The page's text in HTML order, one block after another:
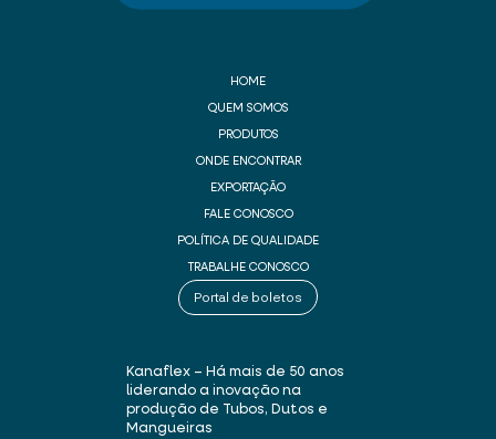
HOME
QUEM SOMOS
PRODUTOS
ONDE ENCONTRAR
EXPORTAÇÃO
FALE CONOSCO
POLÍTICA DE QUALIDADE
TRABALHE CONOSCO
Portal de boletos
Kanaflex – Há mais de 50 anos
liderando a inovação na
produção de Tubos, Dutos e
Mangueiras